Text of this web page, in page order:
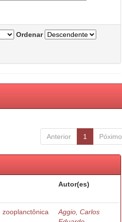
Ordenar
Anterior 1 Póximo
Autor(es)
Aggio, Carlos